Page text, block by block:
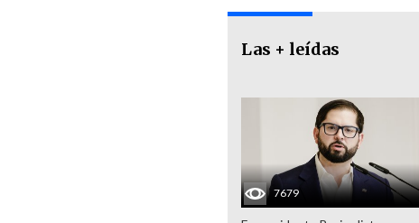
Las + leídas
7679